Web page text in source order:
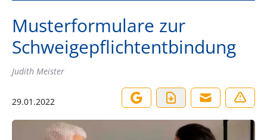
Musterformulare zur
Schweigepflichtentbindung
Judith Meister
29.01.2022